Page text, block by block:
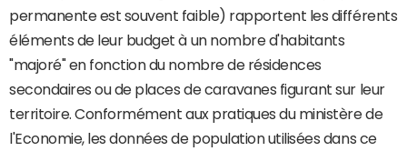
permanente est souvent faible) rapportent les différents
éléments de leur budget à un nombre d'habitants
"majoré" en fonction du nombre de résidences
secondaires ou de places de caravanes figurant sur leur
territoire. Conformément aux pratiques du ministère de
l'Economie, les données de population utilisées dans ce